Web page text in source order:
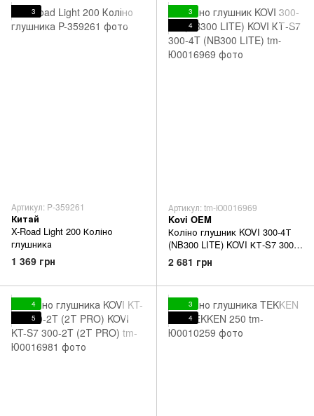
3
Артикул: P-359261
Китай
X-Road Light 200 Коліно
глушника
1 369 грн
3
4
Артикул: tm-Ю0016969
Kovi OEM
Коліно глушник KOVI 300-4Т
(NB300 LITE) KOVI КТ-S7 300-
4T (NB300 LITE)
2 681 грн
4
5
3
4